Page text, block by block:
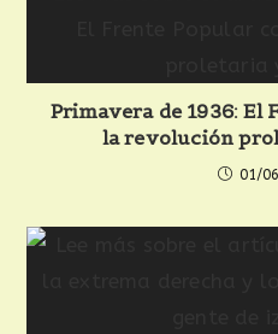
Primavera de 1936:
la revolución
01/